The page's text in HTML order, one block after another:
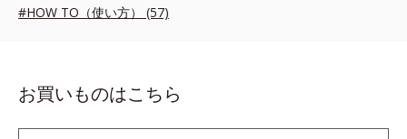
#HOW TO（使い方） (57)
お買いものはこちら